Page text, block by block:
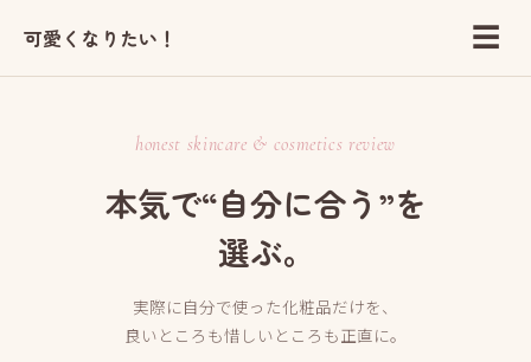
可愛くなりたい！ ☰
honest skincare & cosmetics review
本気で“自分に合う”を
選ぶ。
実際に自分で使った化粧品だけを、
良いところも惜しいところも正直に。